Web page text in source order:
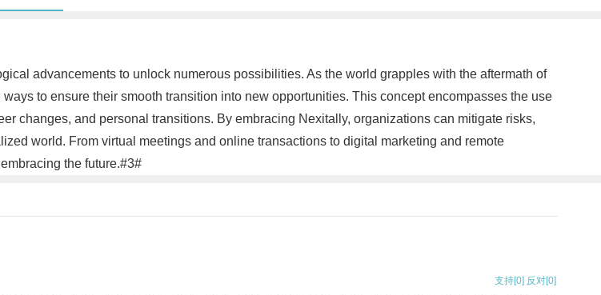
advancements to unlock numerous possibilities. As the world grapples with the aftermath of
to ensure their smooth transition into new opportunities. This concept encompasses the use
changes, and personal transitions. By embracing Nexitally, organizations can mitigate risks,
world. From virtual meetings and online transactions to digital marketing and remote
the future.#3#
支持[0] 反对[0]